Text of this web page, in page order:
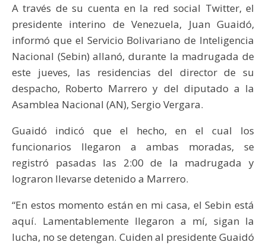
A través de su cuenta en la red social Twitter, el
presidente interino de Venezuela, Juan Guaidó,
informó que el Servicio Bolivariano de Inteligencia
Nacional (Sebin) allanó, durante la madrugada de
este jueves, las residencias del director de su
despacho, Roberto Marrero y del diputado a la
Asamblea Nacional (AN), Sergio Vergara.
Guaidó indicó que el hecho, en el cual los
funcionarios llegaron a ambas moradas, se
registró pasadas las 2:00 de la madrugada y
lograron llevarse detenido a Marrero.
“En estos momento están en mi casa, el Sebin está
aquí. Lamentablemente llegaron a mí, sigan la
lucha, no se detengan. Cuiden al presidente Guaidó